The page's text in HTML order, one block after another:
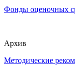
Фонды оценочных
Архив
Методические